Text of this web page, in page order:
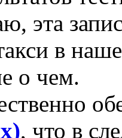
эта
в
о чем.
, что в